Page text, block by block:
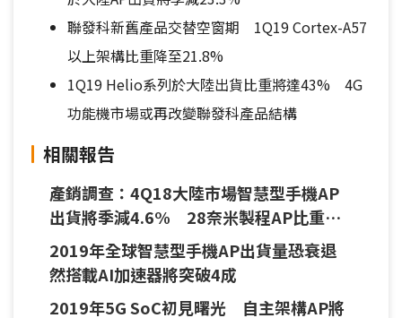
聯發科新舊產品交替空窗期 1Q19 Cortex-A57
以上架構比重降至21.8%
1Q19 Helio系列於大陸出貨比重將達43% 4G
功能機市場或再改變聯發科產品結構
相關報告
產銷調查：4Q18大陸市場智慧型手機AP
出貨將季減4.6% 28奈米製程AP比重將
續降
2019年全球智慧型手機AP出貨量恐衰退
然搭載AI加速器將突破4成
2019年5G SoC初見曙光 自主架構AP將